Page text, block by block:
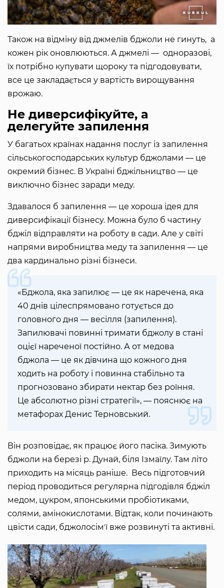
Також на відміну від джмелів бджоли не гинуть, а
кожен рік оновлюються. А джмелі — одноразові,
їх потрібно купувати щороку та підгодовувати,
все це закладається у вартість вирощування
врожаю.
Не диверсифікуйте, а
делегуйте запилення
У багатьох країнах надання послуг із запилення
сільськогосподарських культур бджолами — це
окремий бізнес. В Україні бджільництво — це
виключно бізнес заради меду.
Здавалося б запилення — це хороша ідея для
диверсифікації бізнесу. Можна було б частину
бджіл відправляти на роботу в сади. Але у світі
напрями виробництва меду та запилення — це
два кардинально різні бізнеси.
«Бджола, яка запилює — це як наречена, яка
40 днів цілеспрямовано готується до
головного дня — весілля (запилення).
Запилювачі повинні тримати бджолу в стані
оцієї нареченої постійно. А от медова
бджола — це як дівчина що кожного дня
ходить на роботу і повинна стабільно та
прогнозовано збирати нектар без роїння.
Це абсолютно різні стратегії», — пояснює на
метафорах Денис Терновський.
Він розповідає, як працює його пасіка. Зимують
бджоли на березі р. Дунай, біля Ізмаїлу. Там літо
приходить на місяць раніше. Весь підготовчий
період проводиться регулярна підгодівля бджіл
медом, цукром, японськими пробіотиками,
солями, амінокислотами. Відтак, коли починають
цвісти сади, бджолосімʼї вже розвинуті та активні.